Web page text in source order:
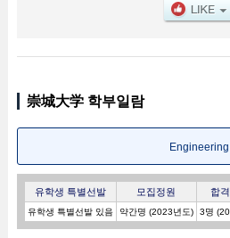
崇城大学 학부일람
Engineering
유학생 특별선발 모집정원 합
유학생 특별선발 있음 약간명 (2023년도) 3명